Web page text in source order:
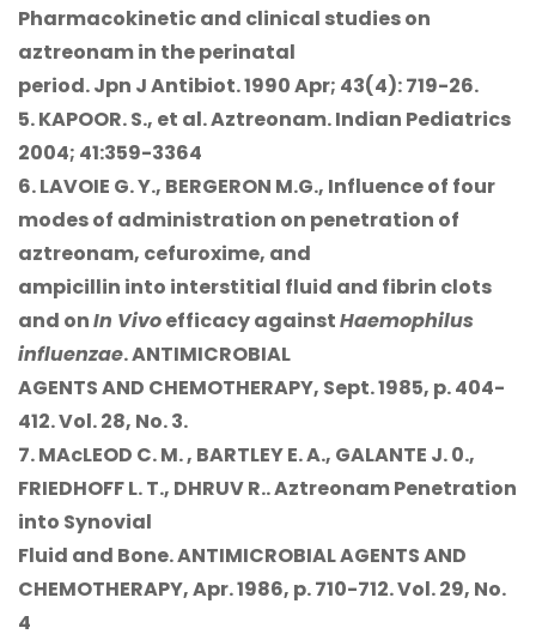
Pharmacokinetic and clinical studies on
aztreonam in the perinatal
period.Jpn J Antibiot. 1990 Apr; 43(4): 719-26.
5. KAPOOR. S., et al. Aztreonam.Indian Pediatrics
2004; 41:359-3364
6. LAVOIE G. Y., BERGERON M.G., Influence of four
modes of administration on penetration of
aztreonam, cefuroxime, and
ampicillin into interstitial fluid and fibrin clots
and onIn Vivoefficacy againstHaemophilus
influenzae.ANTIMICROBIAL
AGENTS AND CHEMOTHERAPY, Sept. 1985, p. 404-
412. Vol. 28, No. 3.
7. MAcLEOD C. M. , BARTLEY E. A., GALANTE J. 0.,
FRIEDHOFF L. T., DHRUV R..Aztreonam Penetration
into Synovial
Fluid and Bone.ANTIMICROBIAL AGENTS AND
CHEMOTHERAPY, Apr. 1986, p. 710-712. Vol. 29, No.
4